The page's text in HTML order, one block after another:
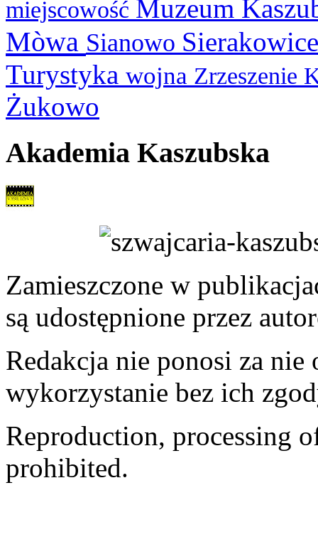
miejscowość Muzeum
Mòwa Sianowo
Turystyka wojna Zrzeszenie
Żukowo
Akademia Kaszubska
Zamieszczone w
są udostępnione przez
Redakcja nie ponosi za
wykorzystanie bez ich
Reproduction, processing
prohibited.